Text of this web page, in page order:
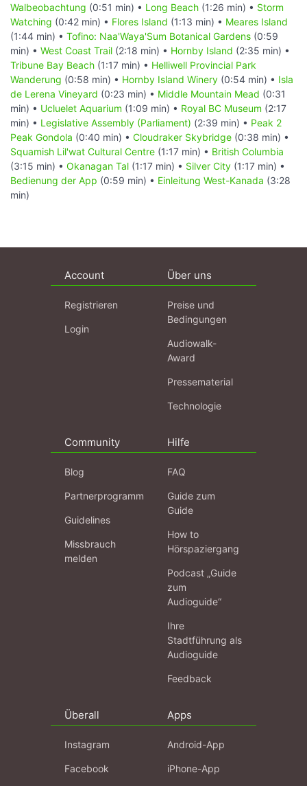
Walbeobachtung (0:51 min) • Long Beach (1:26 min) • Storm
Watching (0:42 min) • Flores Island (1:13 min) • Meares Island
(1:44 min) • Tofino: Naa'Waya'Sum Botanical Gardens (0:59
min) • West Coast Trail (2:18 min) • Hornby Island (2:35 min) •
Tribune Bay Beach (1:17 min) • Helliwell Provincial Park
Wanderung (0:58 min) • Hornby Island Winery (0:54 min) • Isla
de Lerena Vineyard (0:23 min) • Middle Mountain Mead (0:31
min) • Ucluelet Aquarium (1:09 min) • Royal BC Museum (2:17
min) • Legislative Assembly (Parliament) (2:39 min) • Peak 2
Peak Gondola (0:40 min) • Cloudraker Skybridge (0:38 min) •
Squamish Lil'wat Cultural Centre (1:17 min) • British Columbia
(3:15 min) • Okanagan Tal (1:17 min) • Silver City (1:17 min) •
Bedienung der App (0:59 min) • Einleitung West-Kanada (3:28
min)
Account
Registrieren
Login
Über uns
Preise und
Bedingungen
Audiowalk-
Award
Pressematerial
Technologie
Community
Blog
Partnerprogramm
Guidelines
Missbrauch
melden
Hilfe
FAQ
Guide zum
Guide
How to
Hörspaziergang
Podcast „Guide
zum
Audioguide“
Ihre
Stadtführung als
Audioguide
Feedback
Überall
Instagram
Facebook
Apps
Android-App
iPhone-App